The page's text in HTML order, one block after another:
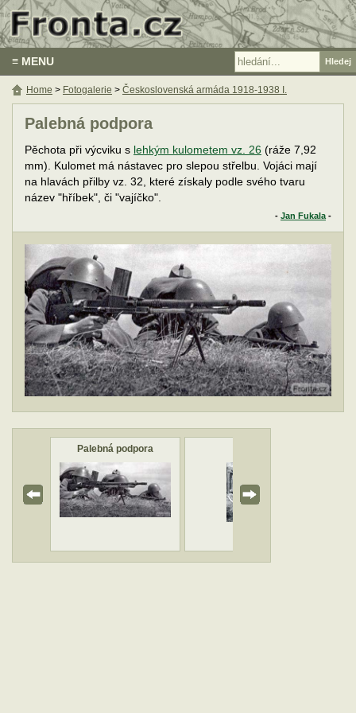
≡ MENU
Palebná podpora
Pěchota při výcviku s lehkým kulometem vz. 26 (ráže 7,92
mm). Kulomet má nástavec pro slepou střelbu. Vojáci mají
na hlavách přilby vz. 32, které získaly podle svého tvaru
název "hříbek", či "vajíčko".
- Jan Fukala -
Palebná podpora
Home > Fotogalerie > Československá armáda 1918-1938 I.